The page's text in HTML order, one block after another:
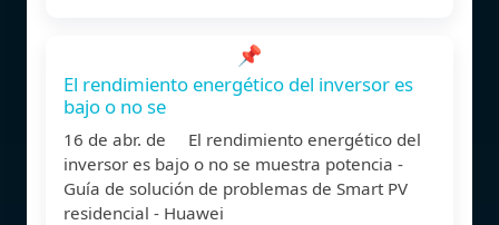
📌
El rendimiento energético del inversor es
bajo o no se
16 de abr. de El rendimiento energético del
inversor es bajo o no se muestra potencia -
Guía de solución de problemas de Smart PV
residencial - Huawei